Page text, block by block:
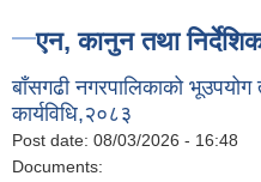
एन, कानुन तथा
बाँसगढी नगरपालिकाको भूउपयोग
कार्यविधि,२०८३
Post date: 08/03/2026 - 16:48
Documents: